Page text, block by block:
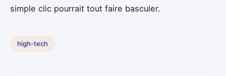
simple clic pourrait tout faire basculer.
high-tech